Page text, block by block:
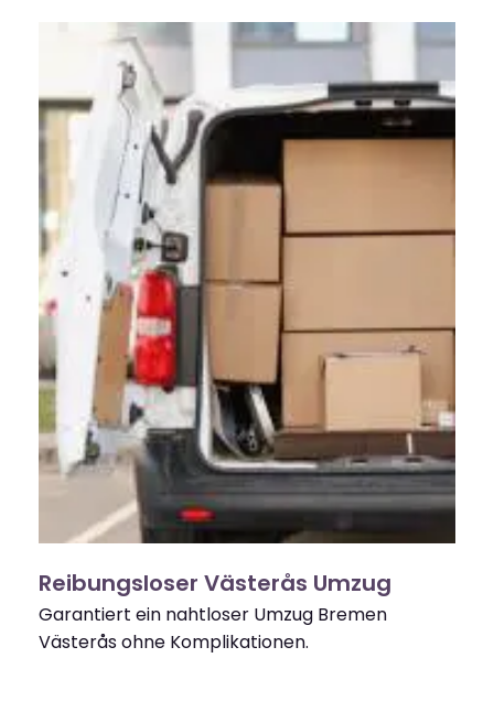
Reibungsloser Västerås Umzug
Garantiert ein nahtloser Umzug Bremen
Västerås ohne Komplikationen.